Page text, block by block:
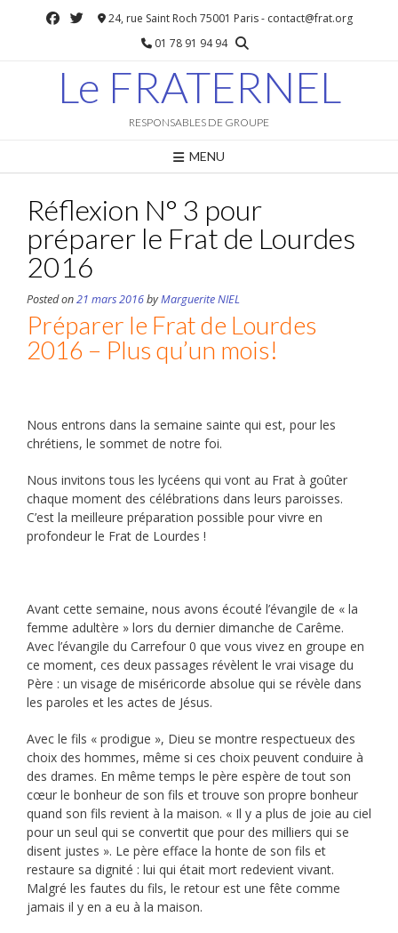
24, rue Saint Roch 75001 Paris - contact@frat.org
01 78 91 94 94
Le FRATERNEL
RESPONSABLES DE GROUPE
MENU
Réflexion N° 3 pour
préparer le Frat de Lourdes
2016
Posted on21 mars 2016byMarguerite NIEL
Préparer le Frat de Lourdes
2016 – Plus qu’un mois!
Nous entrons dans la semaine sainte qui est, pour les
chrétiens, le sommet de notre foi.
Nous invitons tous les lycéens qui vont au Frat à goûter
chaque moment des célébrations dans leurs paroisses.
C’est la meilleure préparation possible pour vivre en
profondeur le Frat de Lourdes !
Avant cette semaine, nous avons écouté l’évangile de « la
femme adultère » lors du dernier dimanche de Carême.
Avec l’évangile du Carrefour 0 que vous vivez en groupe en
ce moment, ces deux passages révèlent le vrai visage du
Père : un visage de miséricorde absolue qui se révèle dans
les paroles et les actes de Jésus.
Avec le fils « prodigue », Dieu se montre respectueux des
choix des hommes, même si ces choix peuvent conduire à
des drames. En même temps le père espère de tout son
cœur le bonheur de son fils et trouve son propre bonheur
quand son fils revient à la maison. « Il y a plus de joie au ciel
pour un seul qui se convertit que pour des milliers qui se
disent justes ». Le père efface la honte de son fils et
restaure sa dignité : lui qui était mort redevient vivant.
Malgré les fautes du fils, le retour est une fête comme
jamais il y en a eu à la maison.